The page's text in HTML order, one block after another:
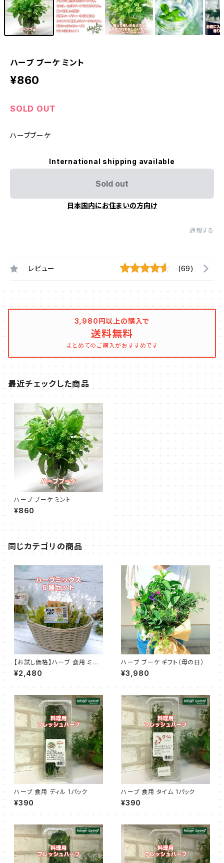
ハーブ ブーケ ミント
¥860
SOLD OUT
ハーブブーケ
International shipping available
Sold out
日本国内にお住まいの方向け
通報する
レビュー (69)
3,980円以上の購入で
送料無料
まとめてのご購入がおすすめです
最近チェックした商品
ハーブ ブーケ ミント
¥860
同じカテゴリの商品
【お試し価格】ハーブ 食用 ミッ
クス 5種セット
¥2,480
ハーブ ブーケ ギフト（母の日）
¥3,980
ハーブ 食用 ディル 1パック
¥390
ハーブ 食用 タイム 1パック
¥390